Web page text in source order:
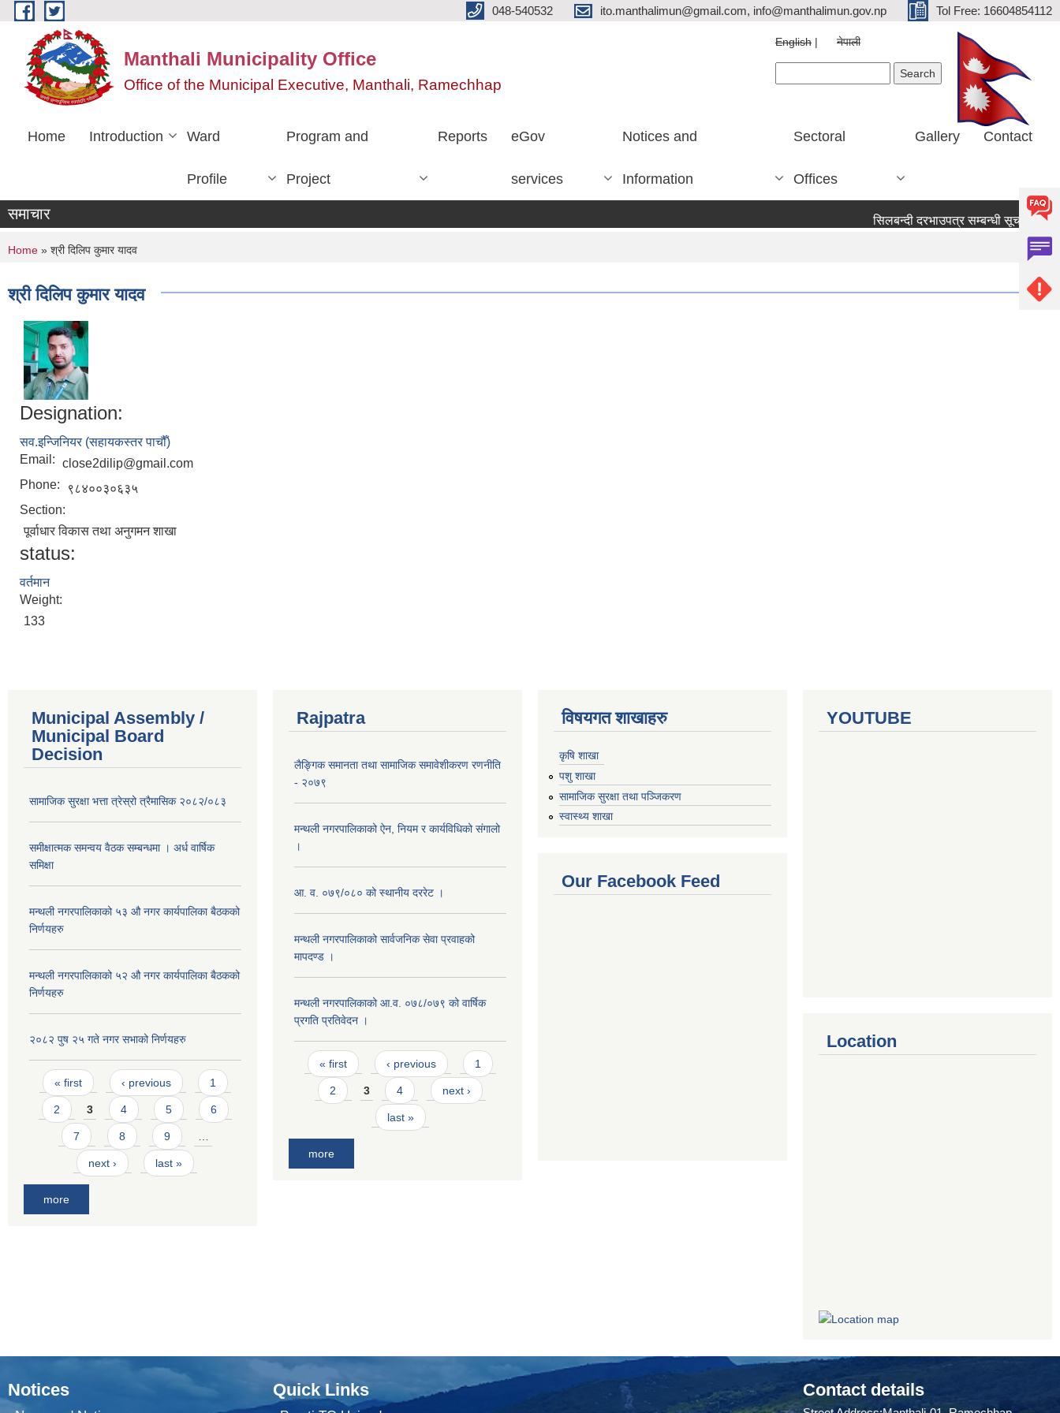
Skip to main content 048-540532 ito.manthalimun@gmail.com, info@manthalimun.gov.np Tol Free: 16604854112
Manthali Municipality Office
Office of the Municipal Executive, Manthali, Ramechhap
English नेपाली
Home Introduction Ward
Profile
Program and
Project
Reports eGov
services
Notices and
Information
Sectoral
Offices
Gallery Contact
समाचार सिलबन्दी दरभाउपत्र सम्बन्धी सूचना ।
You are here
Home » श्री दिलिप कुमार यादव
श्री दिलिप कुमार यादव
Designation:
सव.इन्जिनियर (सहायकस्तर पाचौँ)
Email: close2dilip@gmail.com
Phone:
९८४००३०६३५
Section:
पूर्वाधार विकास तथा अनुगमन शाखा
status:
वर्तमान
Weight:
133
Municipal Assembly /
Municipal Board
Decision
सामाजिक सुरक्षा भत्ता त्रेस्रो त्रैमासिक २०८२/०८३
समीक्षात्मक समन्वय वैठक सम्बन्धमा । अर्ध वार्षिक
समिक्षा
मन्थली नगरपालिकाको ५३ औ नगर कार्यपालिका बैठकको
निर्णयहरु
मन्थली नगरपालिकाको ५२ औ नगर कार्यपालिका बैठकको
निर्णयहरु
२०८२ पुष २५ गते नगर सभाको निर्णयहरु
Pages
« first ‹ previous 1
2 3 4 5 6
7 8 9
next › last »
more
Rajpatra
लैङ्गिक समानता तथा सामाजिक समावेशीकरण रणनीति
- २०७९
मन्थली नगरपालिकाको ऐन, नियम र कार्यविधिको संगालो
।
आ. व. ०७९/०८० को स्थानीय दररेट ।
मन्थली नगरपालिकाको सार्वजनिक सेवा प्रवाहको
मापदण्ड ।
मन्थली नगरपालिकाको आ.व. ०७८/०७९ को वार्षिक
प्रगति प्रतिवेदन ।
Pages
« first ‹ previous 1
2 3 4 next ›
last »
more
विषयगत शाखाहरु
कृषि शाखा
पशु शाखा
सामाजिक सुरक्षा तथा पञ्जिकरण
स्वास्थ्य शाखा
Our Facebook Feed
YOUTUBE
Location
Notices Quick Links Contact details